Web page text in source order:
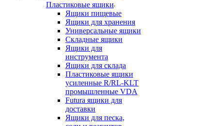
Пластиковые ящики
Ящики пищевые
Ящики для хранения
Универсальные ящики
Складные ящики
Ящики для
инструмента
Ящики для склада
Пластиковые ящики
усиленные R/RL-KLT
промышленные VDA
Futura ящики для
доставки
Ящики для песка,